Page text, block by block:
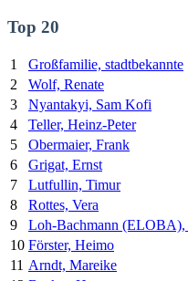
Top 20
1 Großfamilie, stadtbekannte
2
Wolf, Renate
3
Nyantakyi, Sam Kofi
4
Teller, Heinz-Peter
5
Obermaier, Frank
6
Grigat, Ernst
7
Lutfullin, Timur
8
Rottes, Vera
9
Loh-Bachmann (ELOBA),
10 Förster, Heimo
11 Arndt, Mareike